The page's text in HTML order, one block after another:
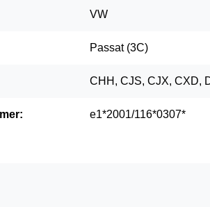
VW
Passat (3C)
CHH, CJS, CJX, CXD,
e1*2001/116*0307*